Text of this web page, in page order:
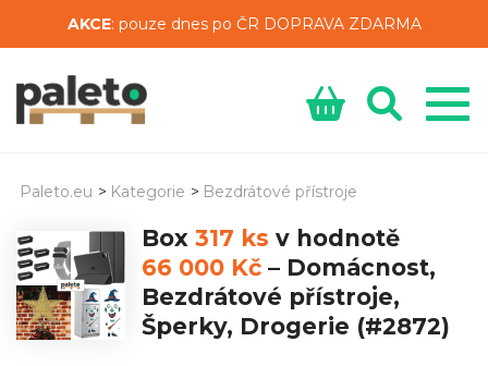
AKCE: pouze dnes po ČR DOPRAVA ZDARMA
Paleto.eu > Kategorie > Bezdrátové přístroje
Box 317 ks v hodnotě
66 000 Kč – Domácnost,
Bezdrátové přístroje,
Šperky, Drogerie (#2872)